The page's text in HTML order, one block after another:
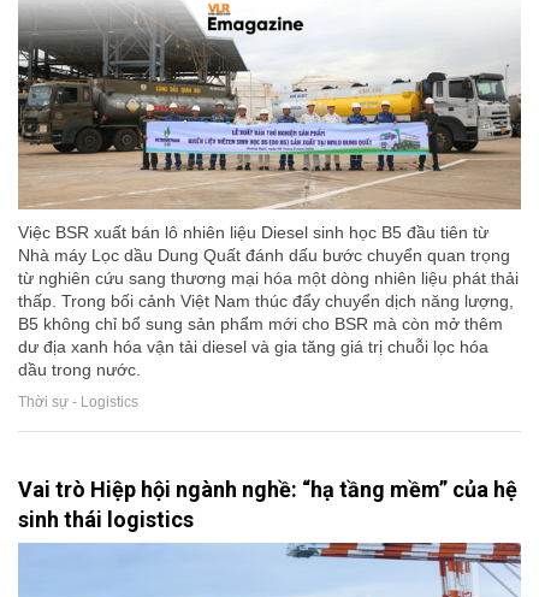
Việc BSR xuất bán lô nhiên liệu Diesel sinh học B5 đầu tiên từ
Nhà máy Lọc dầu Dung Quất đánh dấu bước chuyển quan trọng
từ nghiên cứu sang thương mại hóa một dòng nhiên liệu phát thải
thấp. Trong bối cảnh Việt Nam thúc đẩy chuyển dịch năng lượng,
B5 không chỉ bổ sung sản phẩm mới cho BSR mà còn mở thêm
dư địa xanh hóa vận tải diesel và gia tăng giá trị chuỗi lọc hóa
dầu trong nước.
Thời sự - Logistics
Vai trò Hiệp hội ngành nghề: “hạ tầng mềm” của hệ
sinh thái logistics